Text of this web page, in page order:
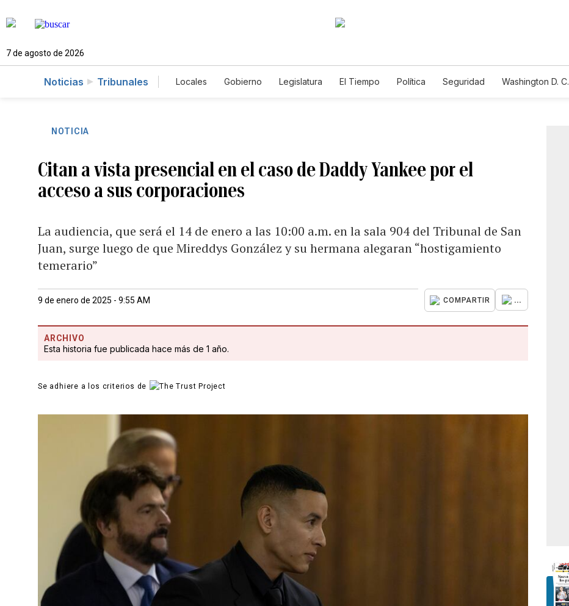
7 de agosto de 2026
Noticias Tribunales Locales Gobierno Legislatura El Tiempo Política Seguridad Washington D. C.
NOTICIA
Citan a vista presencial en el caso de Daddy Yankee por el
acceso a sus corporaciones
La audiencia, que será el 14 de enero a las 10:00 a.m. en la sala 904 del Tribunal de San
Juan, surge luego de que Mireddys González y su hermana alegaran “hostigamiento
temerario”
9 de enero de 2025 - 9:55 AM COMPARTIR ...
ARCHIVO
Esta historia fue publicada hace más de 1 año.
Se adhiere a los criterios de